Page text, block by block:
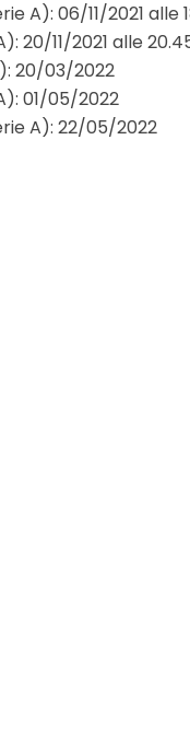
A): 06/11/2021 alle
20/11/2021 alle
20/03/2022
01/05/2022
A): 22/05/2022